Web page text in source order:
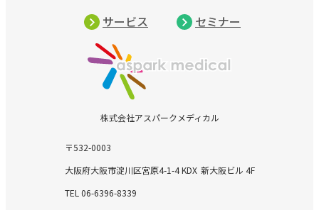
株式会社アスパークメディカル
〒532-0003
大阪府大阪市淀川区宮原4-1-4 KDX 新大阪ビル 4F
TEL 06-6396-8339
サービス
セミナー